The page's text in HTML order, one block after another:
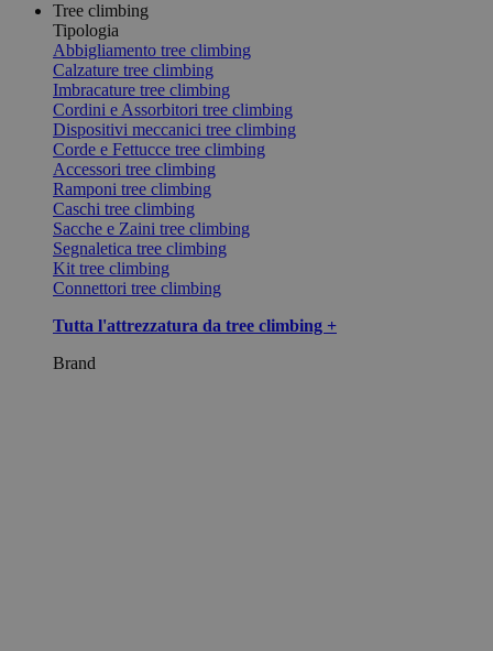
Tree climbing
Tipologia
Abbigliamento tree climbing
Calzature tree climbing
Imbracature tree climbing
Cordini e Assorbitori tree climbing
Dispositivi meccanici tree climbing
Corde e Fettucce tree climbing
Accessori tree climbing
Ramponi tree climbing
Caschi tree climbing
Sacche e Zaini tree climbing
Segnaletica tree climbing
Kit tree climbing
Connettori tree climbing
Tutta l'attrezzatura da tree climbing +
Brand